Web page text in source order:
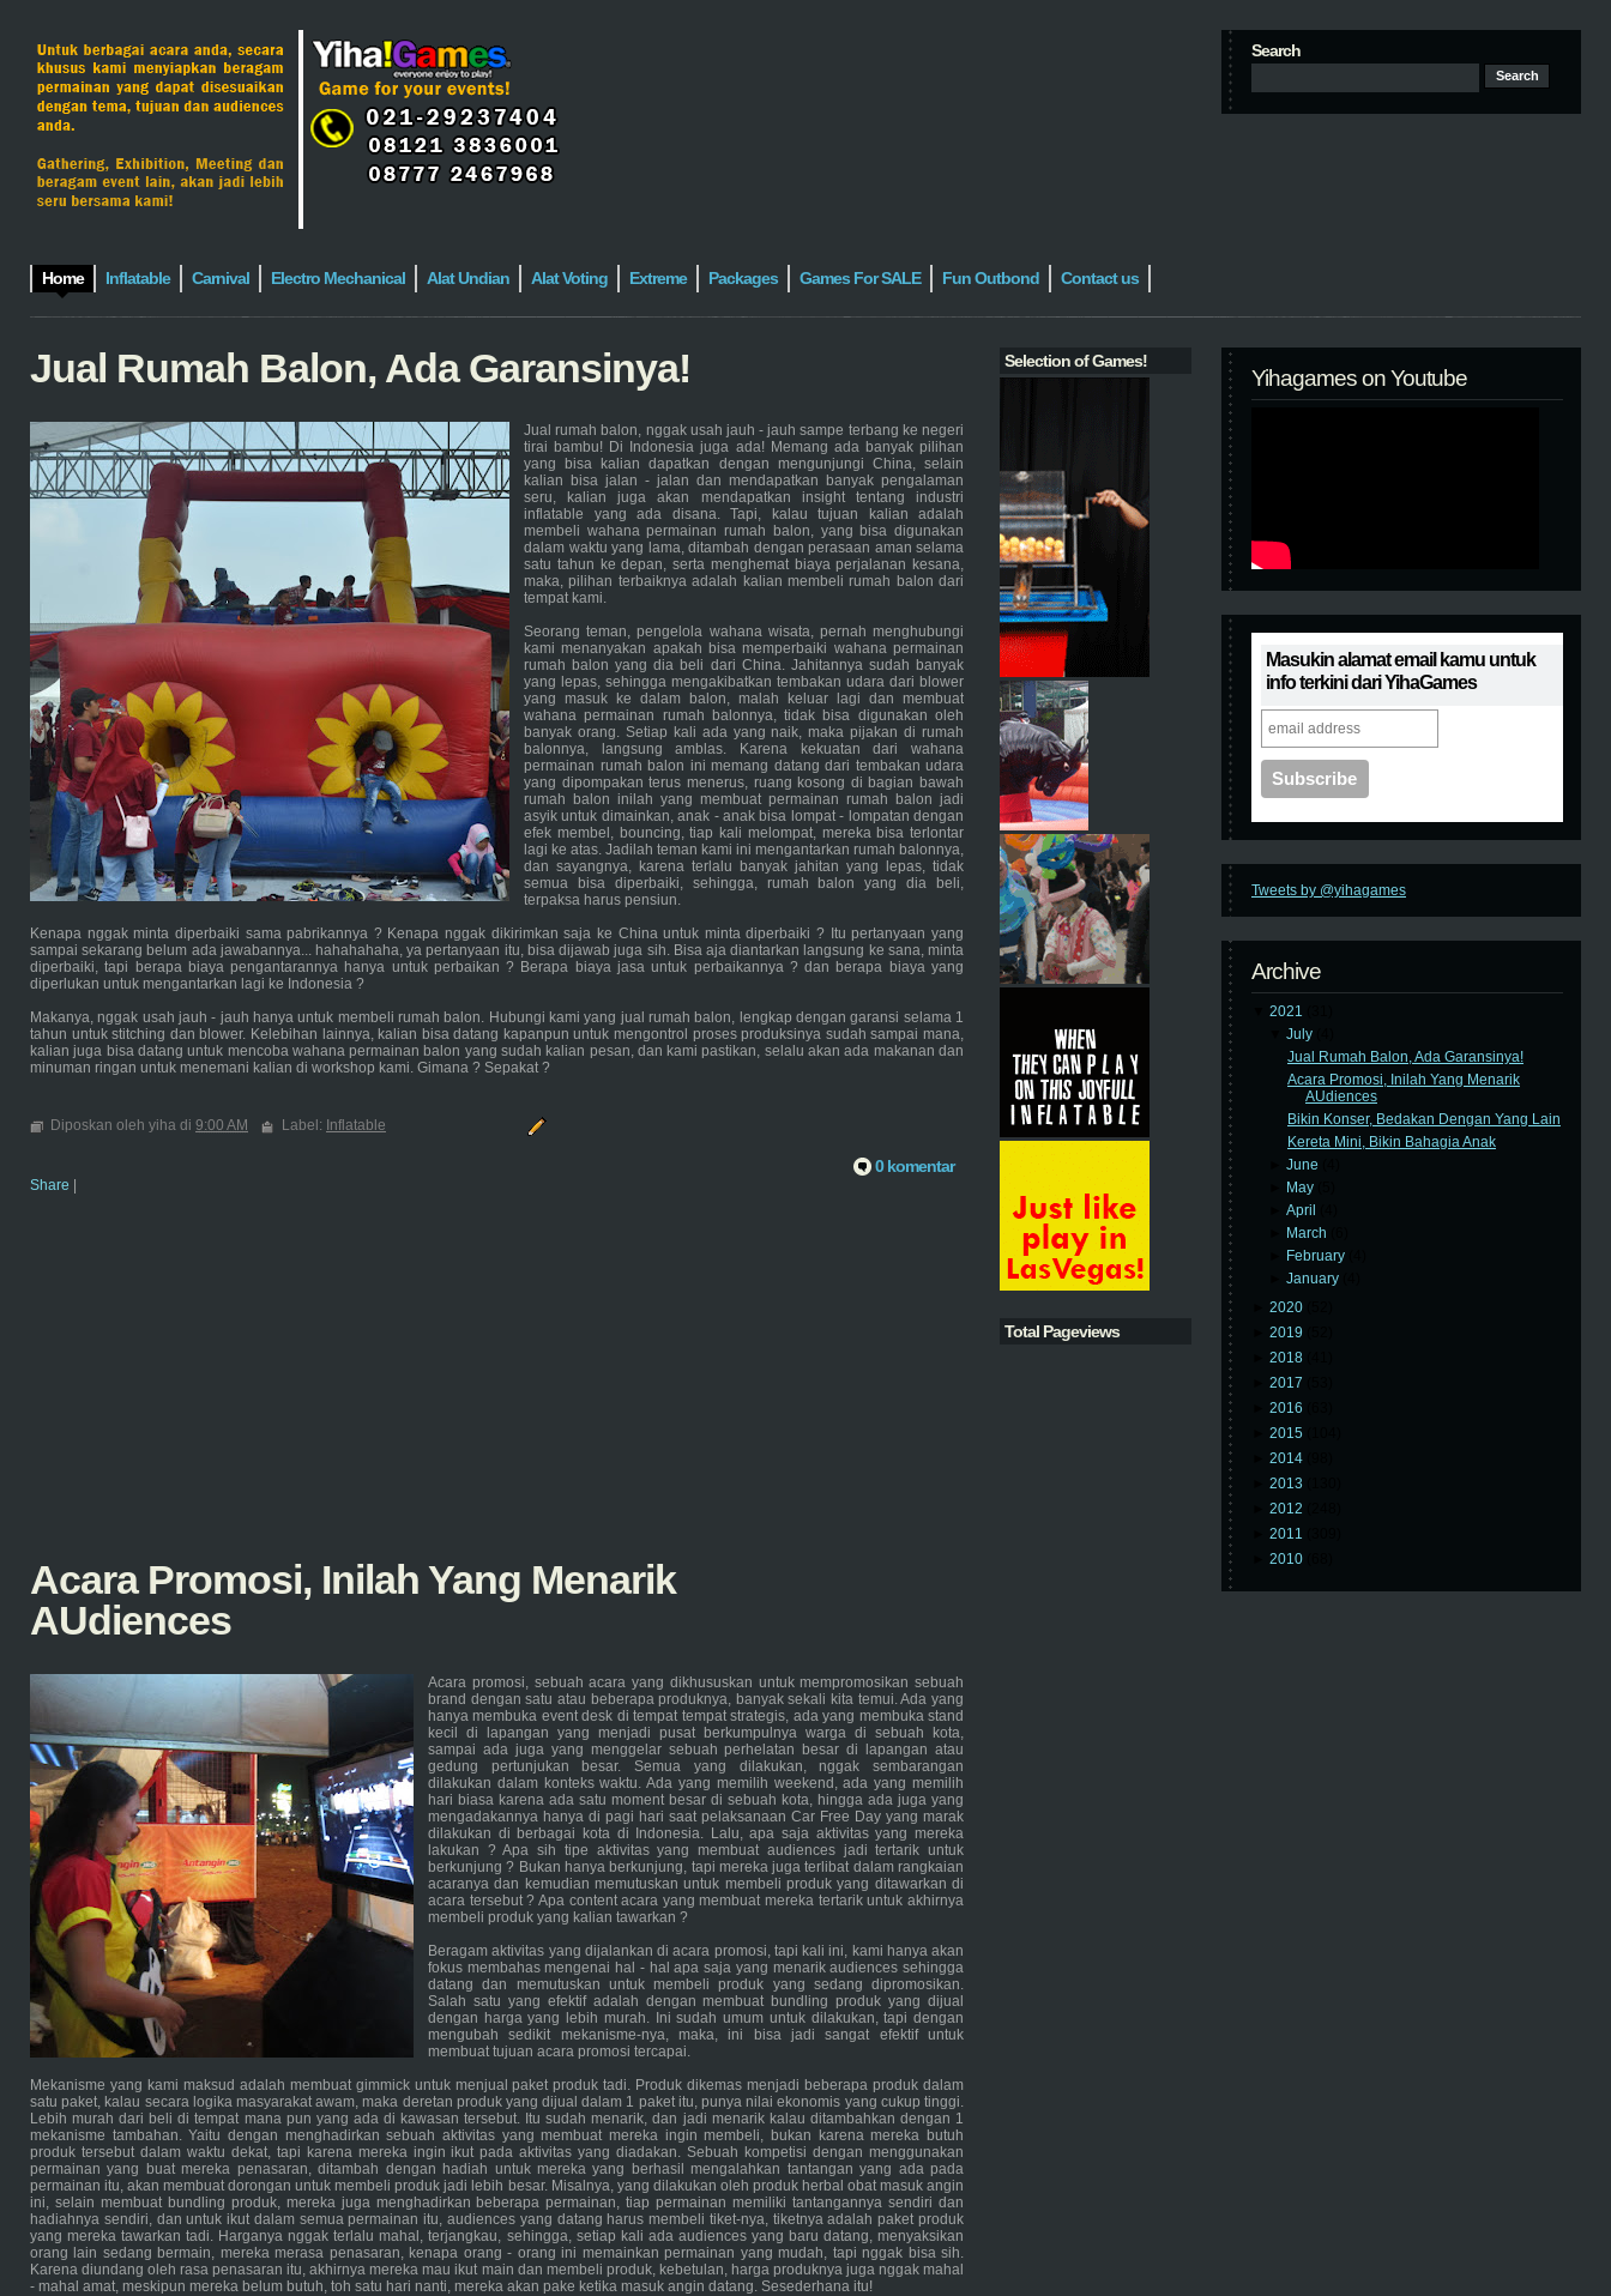
Search
Home Inflatable Carnival Electro Mechanical Alat Undian Alat Voting Extreme Packages Games For SALE Fun Outbond Contact us
Selection of Games!
Total Pageviews
Yihagames on Youtube
Masukin alamat email kamu untuk
info terkini dari YihaGames
Tweets by @yihagames
Archive
2021
▼July
Jual Rumah Balon, Ada Garansinya!
Acara Promosi, Inilah Yang Menarik
AUdiences
Bikin Konser, Bedakan Dengan Yang Lain
Kereta Mini, Bikin Bahagia Anak
►June
May
►April
March
February
►January
2020
2019
2018
2017
2016
2015
2014
2013
2012
2011
2010
Jual Rumah Balon, Ada Garansinya!
Jual rumah balon, nggak usah jauh - jauh sampe terbang ke negeri
tirai bambu! Di Indonesia juga ada! Memang ada banyak pilihan
yang bisa kalian dapatkan dengan mengunjungi China, selain
kalian bisa jalan - jalan dan mendapatkan banyak pengalaman
seru, kalian juga akan mendapatkan insight tentang industri
inflatable yang ada disana. Tapi, kalau tujuan kalian adalah
membeli wahana permainan rumah balon, yang bisa digunakan
dalam waktu yang lama, ditambah dengan perasaan aman selama
satu tahun ke depan, serta menghemat biaya perjalanan kesana,
maka, pilihan terbaiknya adalah kalian membeli rumah balon dari
tempat kami.
Seorang teman, pengelola wahana wisata, pernah menghubungi
kami menanyakan apakah bisa memperbaiki wahana permainan
rumah balon yang dia beli dari China. Jahitannya sudah banyak
yang lepas, sehingga mengakibatkan tembakan udara dari blower
yang masuk ke dalam balon, malah keluar lagi dan membuat
wahana permainan rumah balonnya, tidak bisa digunakan oleh
banyak orang. Setiap kali ada yang naik, maka pijakan di rumah
balonnya, langsung amblas. Karena kekuatan dari wahana
permainan rumah balon ini memang datang dari tembakan udara
yang dipompakan terus menerus, ruang kosong di bagian bawah
rumah balon inilah yang membuat permainan rumah balon jadi
asyik untuk dimainkan, anak - anak bisa lompat - lompatan dengan
efek membel, bouncing, tiap kali melompat, mereka bisa terlontar
lagi ke atas. Jadilah teman kami ini mengantarkan rumah balonnya,
dan sayangnya, karena terlalu banyak jahitan yang lepas, tidak
semua bisa diperbaiki, sehingga, rumah balon yang dia beli,
terpaksa harus pensiun.
Kenapa nggak minta diperbaiki sama pabrikannya ? Kenapa nggak dikirimkan saja ke China untuk minta diperbaiki ? Itu pertanyaan yang
sampai sekarang belum ada jawabannya... hahahahaha, ya pertanyaan itu, bisa dijawab juga sih. Bisa aja diantarkan langsung ke sana, minta
diperbaiki, tapi berapa biaya pengantarannya hanya untuk perbaikan ? Berapa biaya jasa untuk perbaikannya ? dan berapa biaya yang
diperlukan untuk mengantarkan lagi ke Indonesia ?
Makanya, nggak usah jauh - jauh hanya untuk membeli rumah balon. Hubungi kami yang jual rumah balon, lengkap dengan garansi selama 1
tahun untuk stitching dan blower. Kelebihan lainnya, kalian bisa datang kapanpun untuk mengontrol proses produksinya sudah sampai mana,
kalian juga bisa datang untuk mencoba wahana permainan balon yang sudah kalian pesan, dan kami pastikan, selalu akan ada makanan dan
minuman ringan untuk menemani kalian di workshop kami. Gimana ? Sepakat ?
Diposkan oleh yiha di 9:00 AM Label: Inflatable
0 komentar
Share
Acara Promosi, Inilah Yang Menarik
AUdiences
Acara promosi, sebuah acara yang dikhususkan untuk mempromosikan sebuah
brand dengan satu atau beberapa produknya, banyak sekali kita temui. Ada yang
hanya membuka event desk di tempat tempat strategis, ada yang membuka stand
kecil di lapangan yang menjadi pusat berkumpulnya warga di sebuah kota,
sampai ada juga yang menggelar sebuah perhelatan besar di lapangan atau
gedung pertunjukan besar. Semua yang dilakukan, nggak sembarangan
dilakukan dalam konteks waktu. Ada yang memilih weekend, ada yang memilih
hari biasa karena ada satu moment besar di sebuah kota, hingga ada juga yang
mengadakannya hanya di pagi hari saat pelaksanaan Car Free Day yang marak
dilakukan di berbagai kota di Indonesia. Lalu, apa saja aktivitas yang mereka
lakukan ? Apa sih tipe aktivitas yang membuat audiences jadi tertarik untuk
berkunjung ? Bukan hanya berkunjung, tapi mereka juga terlibat dalam rangkaian
acaranya dan kemudian memutuskan untuk membeli produk yang ditawarkan di
acara tersebut ? Apa content acara yang membuat mereka tertarik untuk akhirnya
membeli produk yang kalian tawarkan ?
Beragam aktivitas yang dijalankan di acara promosi, tapi kali ini, kami hanya akan
fokus membahas mengenai hal - hal apa saja yang menarik audiences sehingga
datang dan memutuskan untuk membeli produk yang sedang dipromosikan.
Salah satu yang efektif adalah dengan membuat bundling produk yang dijual
dengan harga yang lebih murah. Ini sudah umum untuk dilakukan, tapi dengan
mengubah sedikit mekanisme-nya, maka, ini bisa jadi sangat efektif untuk
membuat tujuan acara promosi tercapai.
Mekanisme yang kami maksud adalah membuat gimmick untuk menjual paket produk tadi. Produk dikemas menjadi beberapa produk dalam
satu paket, kalau secara logika masyarakat awam, maka deretan produk yang dijual dalam 1 paket itu, punya nilai ekonomis yang cukup tinggi.
Lebih murah dari beli di tempat mana pun yang ada di kawasan tersebut. Itu sudah menarik, dan jadi menarik kalau ditambahkan dengan 1
mekanisme tambahan. Yaitu dengan menghadirkan sebuah aktivitas yang membuat mereka ingin membeli, bukan karena mereka butuh
produk tersebut dalam waktu dekat, tapi karena mereka ingin ikut pada aktivitas yang diadakan. Sebuah kompetisi dengan menggunakan
permainan yang buat mereka penasaran, ditambah dengan hadiah untuk mereka yang berhasil mengalahkan tantangan yang ada pada
permainan itu, akan membuat dorongan untuk membeli produk jadi lebih besar. Misalnya, yang dilakukan oleh produk herbal obat masuk angin
ini, selain membuat bundling produk, mereka juga menghadirkan beberapa permainan, tiap permainan memiliki tantangannya sendiri dan
hadiahnya sendiri, dan untuk ikut dalam semua permainan itu, audiences yang datang harus membeli tiket-nya, tiketnya adalah paket produk
yang mereka tawarkan tadi. Harganya nggak terlalu mahal, terjangkau, sehingga, setiap kali ada audiences yang baru datang, menyaksikan
orang lain sedang bermain, mereka merasa penasaran, kenapa orang - orang ini memainkan permainan yang mudah, tapi nggak bisa sih.
Karena diundang oleh rasa penasaran itu, akhirnya mereka mau ikut main dan membeli produk, kebetulan, harga produknya juga nggak mahal
- mahal amat, meskipun mereka belum butuh, toh satu hari nanti, mereka akan pake ketika masuk angin datang. Sesederhana itu!